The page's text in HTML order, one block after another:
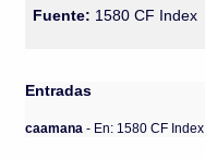
Fuente: 1580 CF Index
Entradas
caamana- En: 1580 CF Index